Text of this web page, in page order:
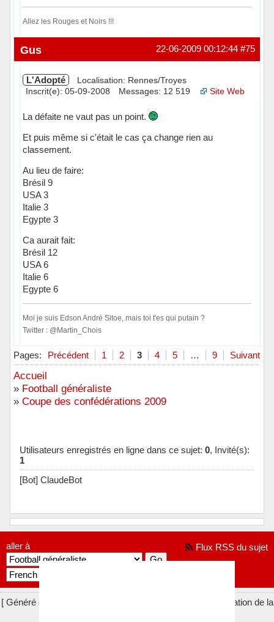
Allez les Rouges et Noirs !!!
Hors ligne #75
22-06-2009 00:12:44
Gus
L'Adopté
Localisation: Rennes/Troyes
Inscrit(e): 05-09-2008
Messages: 12 519 Site Web
La défaite ne vaut pas un point.
Et puis même si c'était le cas ça change rien au
classement.
Au lieu de faire:
Brésil 9
USA 3
Italie 3
Egypte 3
Ca aurait fait:
Brésil 12
USA 6
Italie 6
Egypte 6
Moi je suis Edson André Sitoe, mais toi t'es qui putain ?
Twitter : @Martin_Chois
Hors ligne
Pages: Précédent 1 2 3 4 5 … 9 Suivant
Accueil
» Football généraliste
» Coupe des confédérations 2009
Utilisateurs enregistrés en ligne dans ce sujet: 0, Invité(s):
1
[Bot] ClaudeBot
aller à Flux RSS du sujet
[ Généré en 0.020 secondes, 9 requêtes exécutées - Utilisation de la